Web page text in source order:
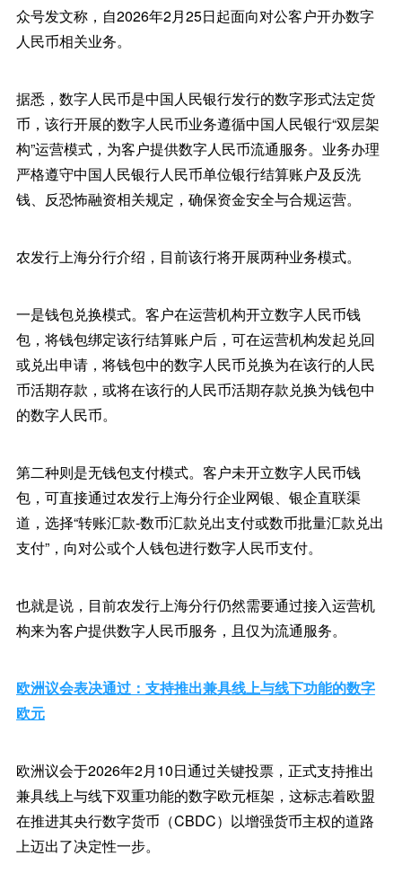
众号发文称，自2026年2月25日起面向对公客户开办数字
人民币相关业务。
据悉，数字人民币是中国人民银行发行的数字形式法定货
币，该行开展的数字人民币业务遵循中国人民银行“双层架
构”运营模式，为客户提供数字人民币流通服务。业务办理
严格遵守中国人民银行人民币单位银行结算账户及反洗
钱、反恐怖融资相关规定，确保资金安全与合规运营。
农发行上海分行介绍，目前该行将开展两种业务模式。
一是钱包兑换模式。客户在运营机构开立数字人民币钱
包，将钱包绑定该行结算账户后，可在运营机构发起兑回
或兑出申请，将钱包中的数字人民币兑换为在该行的人民
币活期存款，或将在该行的人民币活期存款兑换为钱包中
的数字人民币。
第二种则是无钱包支付模式。客户未开立数字人民币钱
包，可直接通过农发行上海分行企业网银、银企直联渠
道，选择“转账汇款-数币汇款兑出支付或数币批量汇款兑出
支付”，向对公或个人钱包进行数字人民币支付。
也就是说，目前农发行上海分行仍然需要通过接入运营机
构来为客户提供数字人民币服务，且仅为流通服务。
欧洲议会表决通过：支持推出兼具线上与线下功能的数字
欧元
欧洲议会于2026年2月10日通过关键投票，正式支持推出
兼具线上与线下双重功能的数字欧元框架，这标志着欧盟
在推进其央行数字货币（CBDC）以增强货币主权的道路
上迈出了决定性一步。